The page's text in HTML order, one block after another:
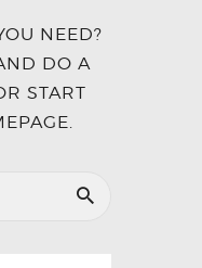
NEED?
DO A
START